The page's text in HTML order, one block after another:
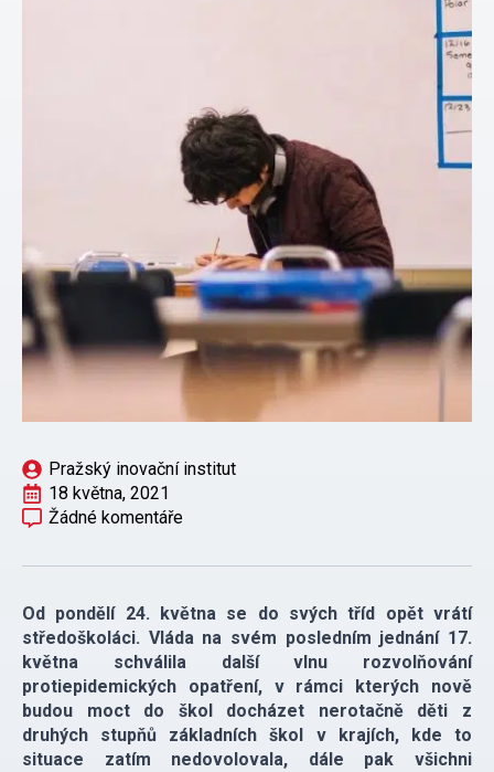
Pražský inovační institut
18 května, 2021
Žádné komentáře
Od pondělí 24. května se do svých tříd opět vrátí
středoškoláci. Vláda na svém posledním jednání 17.
května schválila další vlnu rozvolňování
protiepidemických opatření, v rámci kterých nově
budou moct do škol docházet nerotačně děti z
druhých stupňů základních škol v krajích, kde to
situace zatím nedovolovala, dále pak všichni